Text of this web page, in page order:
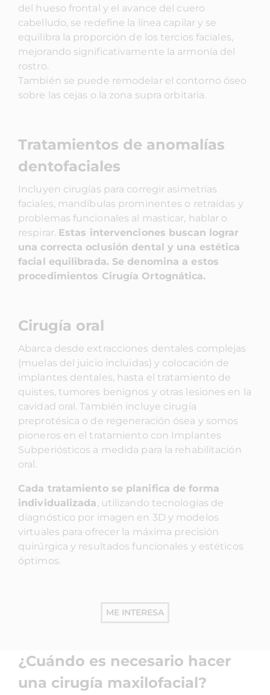
del hueso frontal y el avance del cuero
cabelludo, se redefine la línea capilar y se
equilibra la proporción de los tercios faciales,
mejorando significativamente la armonía del
rostro.
También se puede remodelar el contorno óseo
sobre las cejas o la zona supra orbitaria.
Tratamientos de anomalías
dentofaciales
Incluyen cirugías para corregir asimetrías
faciales, mandíbulas prominentes o retraídas y
problemas funcionales al masticar, hablar o
respirar. Estas intervenciones buscan lograr
una correcta oclusión dental y una estética
facial equilibrada. Se denomina a estos
procedimientos Cirugía Ortognática.
Cirugía oral
Abarca desde extracciones dentales complejas
(muelas del juicio incluidas) y colocación de
implantes dentales, hasta el tratamiento de
quistes, tumores benignos y otras lesiones en la
cavidad oral. También incluye cirugía
preprotésica o de regeneración ósea y somos
pioneros en el tratamiento con Implantes
Subperiósticos a medida para la rehabilitación
oral.
Cada tratamiento se planifica de forma
individualizada, utilizando tecnologías de
diagnóstico por imagen en 3D y modelos
virtuales para ofrecer la máxima precisión
quirúrgica y resultados funcionales y estéticos
óptimos.
ME INTERESA
¿Cuándo es necesario hacer
una cirugía maxilofacial?